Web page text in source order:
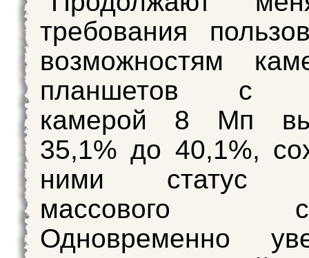
требования
возможностям
планшетов с
камерой 8 Мп
35,1% до 40,1%,
ними статус
массового
Одновременно